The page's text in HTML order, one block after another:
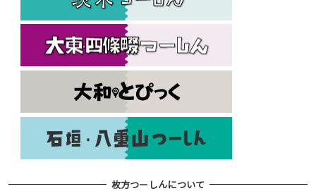
枚方つーしんについて